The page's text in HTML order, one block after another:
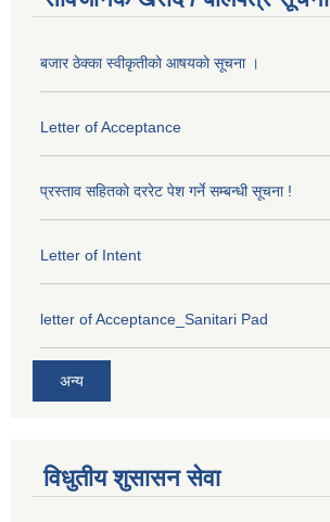
बजार ठेक्का स्वीकृतीकाे आषयकाे सूचना ।
Letter of Acceptance
प्रस्ताव सहितकाे दररेट पेश गर्ने सम्बन्धी सूचना !
Letter of Intent
letter of Acceptance_Sanitari Pad
अन्य
विधुतीय शुसासन सेवा